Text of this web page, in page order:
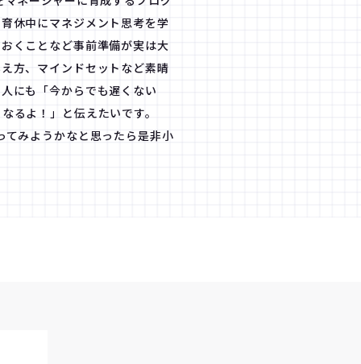
休中にマネジメント思考を学
くことなど事前準備が実は大
方、マインドセットなど素晴
にも「今からでも遅くない
るよ！」と伝えたいです。
みようかなと思ったら是非小